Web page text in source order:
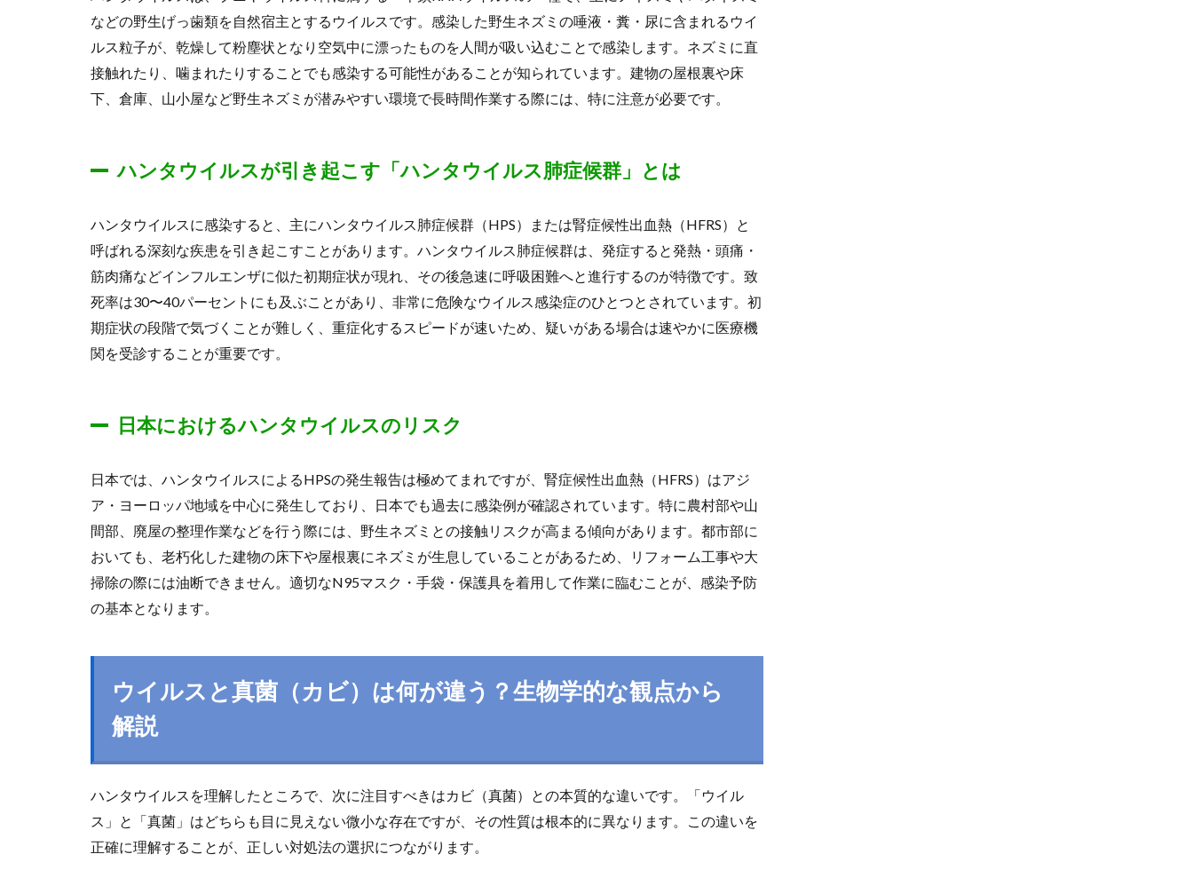
などの野生げっ歯類を自然宿主とするウイルスです。感染した野生ネズミの唾液・糞・尿に含まれるウイ
ルス粒子が、乾燥して粉塵状となり空気中に漂ったものを人間が吸い込むことで感染します。ネズミに直
接触れたり、噛まれたりすることでも感染する可能性があることが知られています。建物の屋根裏や床
下、倉庫、山小屋など野生ネズミが潜みやすい環境で長時間作業する際には、特に注意が必要です。
ハンタウイルスが引き起こす「ハンタウイルス肺症候群」とは
ハンタウイルスに感染すると、主にハンタウイルス肺症候群（HPS）または腎症候性出血熱（HFRS）と
呼ばれる深刻な疾患を引き起こすことがあります。ハンタウイルス肺症候群は、発症すると発熱・頭痛・
筋肉痛などインフルエンザに似た初期症状が現れ、その後急速に呼吸困難へと進行するのが特徴です。致
死率は30〜40パーセントにも及ぶことがあり、非常に危険なウイルス感染症のひとつとされています。初
期症状の段階で気づくことが難しく、重症化するスピードが速いため、疑いがある場合は速やかに医療機
関を受診することが重要です。
日本におけるハンタウイルスのリスク
日本では、ハンタウイルスによるHPSの発生報告は極めてまれですが、腎症候性出血熱（HFRS）はアジ
ア・ヨーロッパ地域を中心に発生しており、日本でも過去に感染例が確認されています。特に農村部や山
間部、廃屋の整理作業などを行う際には、野生ネズミとの接触リスクが高まる傾向があります。都市部に
おいても、老朽化した建物の床下や屋根裏にネズミが生息していることがあるため、リフォーム工事や大
掃除の際には油断できません。適切なN95マスク・手袋・保護具を着用して作業に臨むことが、感染予防
の基本となります。
ウイルスと真菌（カビ）は何が違う？生物学的な観点から
解説
ハンタウイルスを理解したところで、次に注目すべきはカビ（真菌）との本質的な違いです。「ウイル
ス」と「真菌」はどちらも目に見えない微小な存在ですが、その性質は根本的に異なります。この違いを
正確に理解することが、正しい対処法の選択につながります。